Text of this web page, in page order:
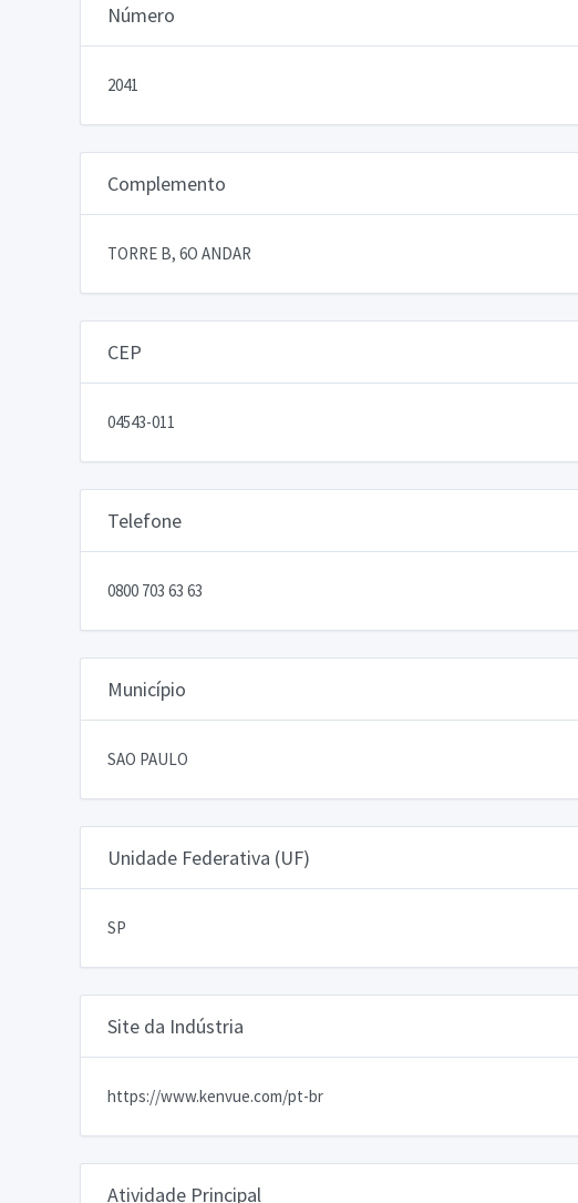
Número
2041
Complemento
TORRE B, 6O ANDAR
CEP
04543-011
Telefone
0800 703 63 63
Município
SAO PAULO
Unidade Federativa (UF)
SP
Site da Indústria
https://www.kenvue.com/pt-br
Atividade Principal